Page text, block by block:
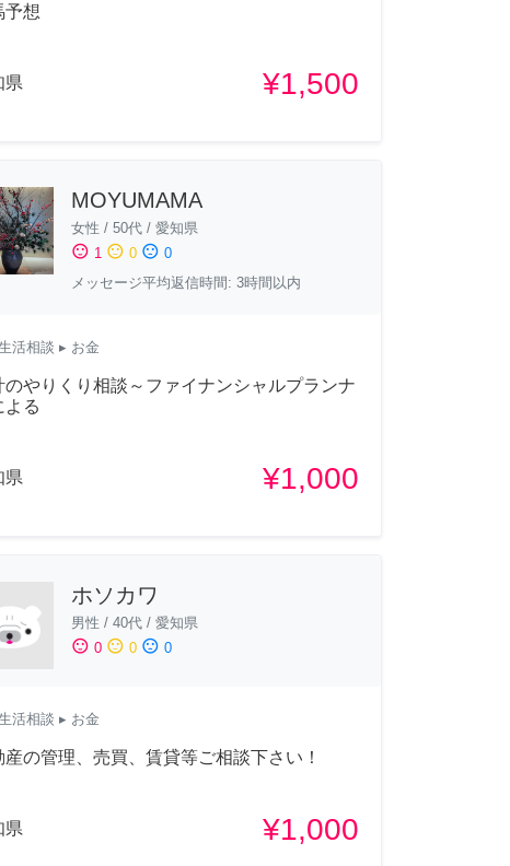
予想
県 ¥1,500
MOYUMAMA
女性 / 50代/ 愛知県
sentiment_satisfied 1 sentiment_neutral 0 sentiment_dissatisfied 0
メッセージ平均返信時間: 3時間以内
活相談 ▸ お金
のやりくり相談～ファイナンシャルプランナ
よる
県 ¥1,000
ホソカワ
男性 / 40代/ 愛知県
sentiment_satisfied 0 sentiment_neutral 0 sentiment_dissatisfied 0
活相談 ▸ お金
産の管理、売買、賃貸等ご相談下さい！
県 ¥1,000